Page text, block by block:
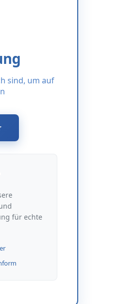
sind, um auf
für echte